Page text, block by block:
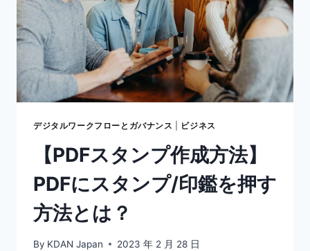
PDF
フ
ァ
イ
ル
の
注
コ
ン
ト
を
残
し
て
デジタルワークフローとガバナンス ビジネス
【PDFスタンプ作成方法】
PDFにスタンプ/印鑑を押す
方法とは？
By KDAN Japan 2023 年 2 月 28 日